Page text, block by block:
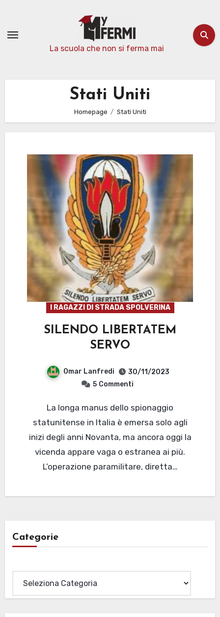
contenuto
La scuola che non si ferma mai
Stati Uniti
Homepage Stati Uniti
I RAGAZZI DI STRADA SPOLVERINA
SILENDO LIBERTATEM
SERVO
Omar Lanfredi
30/11/2023
5 Commenti
La longa manus dello spionaggio
statunitense in Italia è emersa solo agli
inizi degli anni Novanta, ma ancora oggi la
vicenda appare vaga o estranea ai più.
L’operazione paramilitare, diretta…
Categorie